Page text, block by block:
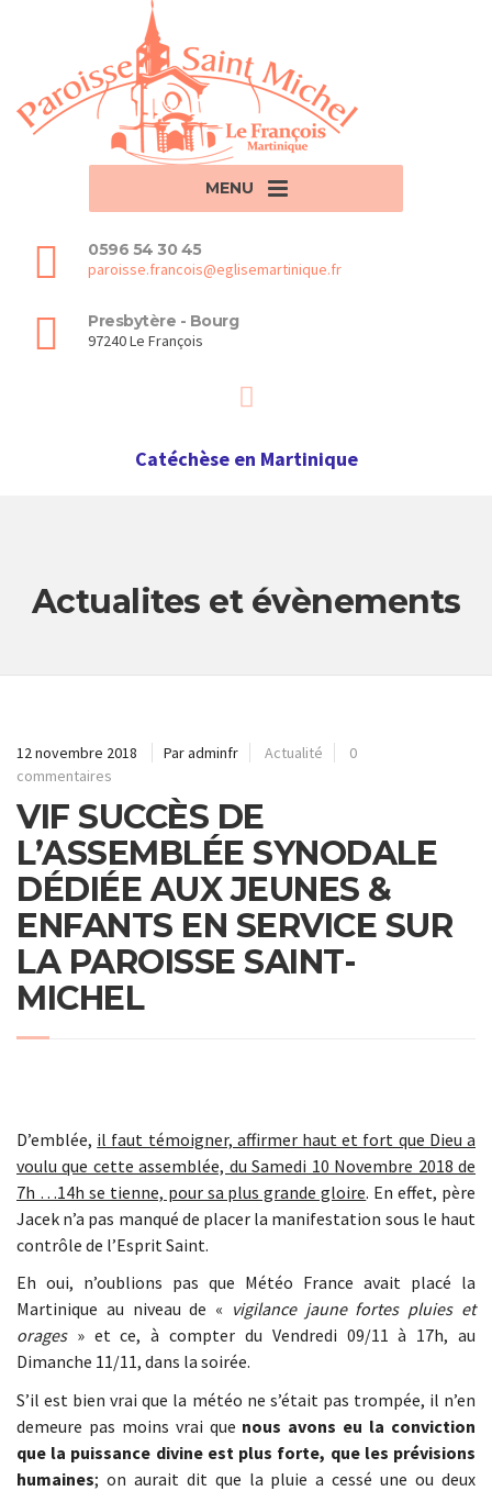
MENU
0596 54 30 45
paroisse.francois@eglisemartinique.fr
Presbytère - Bourg
97240 Le François
Catéchèse en Martinique
Actualites et évènements
12 novembre 2018 Par adminfr Actualité
0
commentaires
VIF SUCCÈS DE
L’ASSEMBLÉE SYNODALE
DÉDIÉE AUX JEUNES &
ENFANTS EN SERVICE SUR
LA PAROISSE SAINT-
MICHEL
D’emblée, il faut témoigner, affirmer haut et fort que Dieu a
voulu que cette assemblée, du Samedi 10 Novembre 2018 de
7h …14h se tienne, pour sa plus grande gloire. En effet, père
Jacek n’a pas manqué de placer la manifestation sous le haut
contrôle de l’Esprit Saint.
Eh oui, n’oublions pas que Météo France avait placé la
Martinique au niveau de « vigilance jaune fortes pluies et
orages» et ce, à compter du Vendredi 09/11 à 17h, au
Dimanche 11/11, dans la soirée.
S’il est bien vrai que la météo ne s’était pas trompée, il n’en
demeure pas moins vrai que nous avons eu la conviction
que la puissance divine est plus forte, que les prévisions
humaines; on aurait dit que la pluie a cessé une ou deux